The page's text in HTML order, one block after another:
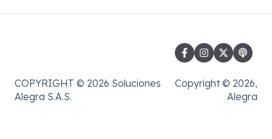
COPYRIGHT © 2026 Soluciones
Alegra S.A.S.
Copyright © 2026,
Alegra